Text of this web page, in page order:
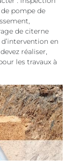
pompe de
de citerne
en
réaliser,
les travaux à